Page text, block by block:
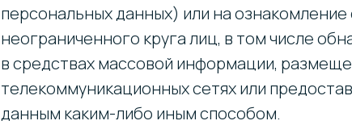
персональных данных) или на
неограниченного круга лиц, в том числе
в средствах массовой информации,
телекоммуникационных сетях или
данным каким-либо иным способом.